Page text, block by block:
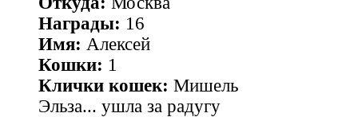
Награды: 16
Имя: Алексей
Кошки: 1
Клички кошек: Мишель
Эльза... ушла за радугу